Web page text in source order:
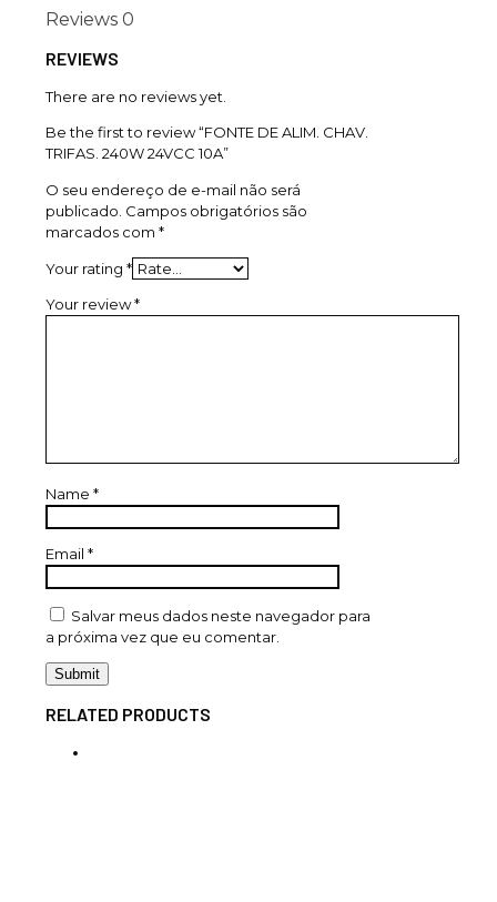
Reviews 0
REVIEWS
There are no reviews yet.
Be the first to review “FONTE DE ALIM. CHAV.
TRIFAS. 240W 24VCC 10A”
O seu endereço de e-mail não será
publicado. Campos obrigatórios são
marcados com *
Your rating *
Your review*
Name *
Email *
Salvar meus dados neste navegador para
a próxima vez que eu comentar.
RELATED PRODUCTS